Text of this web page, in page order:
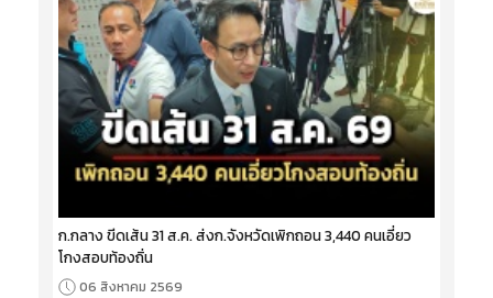
ก.กลาง ขีดเส้น 31 ส.ค. ส่งก.จังหวัดเพิกถอน 3,440 คนเอี่ยว
โกงสอบท้องถิ่น
06 สิงหาคม 2569